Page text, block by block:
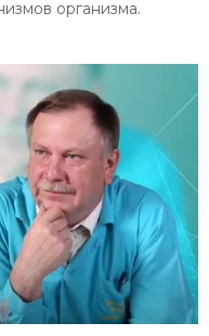
организма.